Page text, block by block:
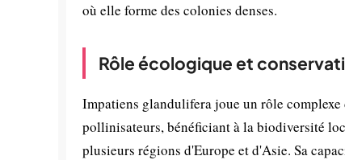
où elle forme des colonies denses.
Rôle écologique et
Impatiens glandulifera joue un rôle complexe
pollinisateurs, bénéficiant à la biodiversité
plusieurs régions d'Europe et d'Asie. Sa